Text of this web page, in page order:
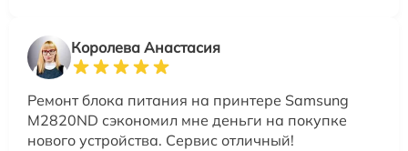
Королева Анастасия
Ремонт блока питания на принтере Samsung
M2820ND сэкономил мне деньги на покупке
нового устройства. Сервис отличный!